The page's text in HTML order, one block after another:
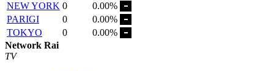
NEW YORK 0
0.00%
PARIGI
0
0.00%
TOKYO
0
0.00%
Network Rai
TV